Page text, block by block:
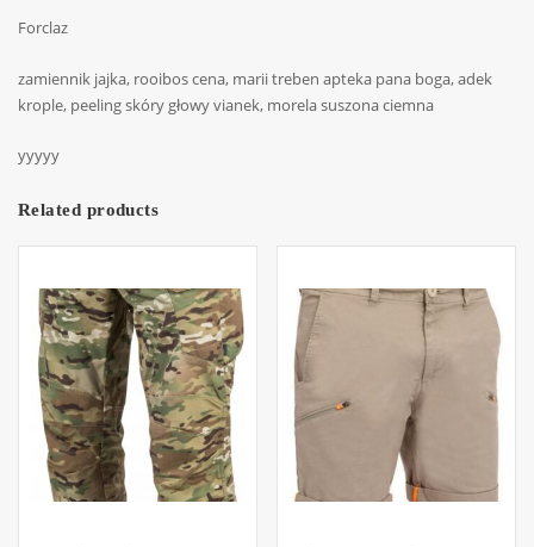
Forclaz
zamiennik jajka, rooibos cena, marii treben apteka pana boga, adek
krople, peeling skóry głowy vianek, morela suszona ciemna
yyyyy
Related products